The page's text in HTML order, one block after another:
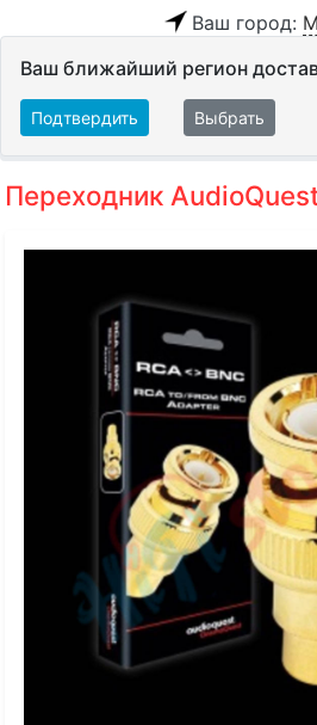
Ваш город:
Ваш ближайший регион
Подтвердить Выбрать
Переходник